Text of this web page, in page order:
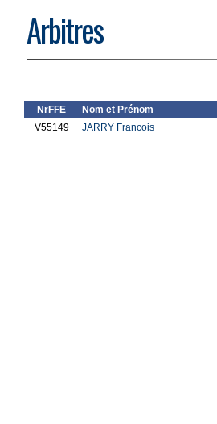
Arbitres
NrFFE Nom et Prénom
V55149
JARRY Francois